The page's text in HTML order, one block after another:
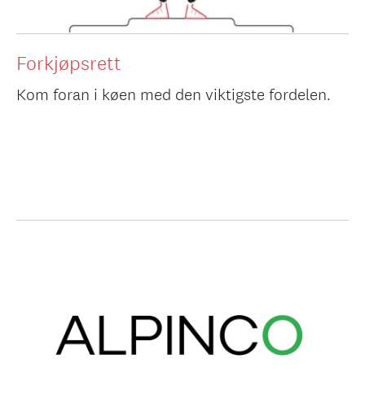
Forkjøpsrett
Kom foran i køen med den viktigste fordelen.